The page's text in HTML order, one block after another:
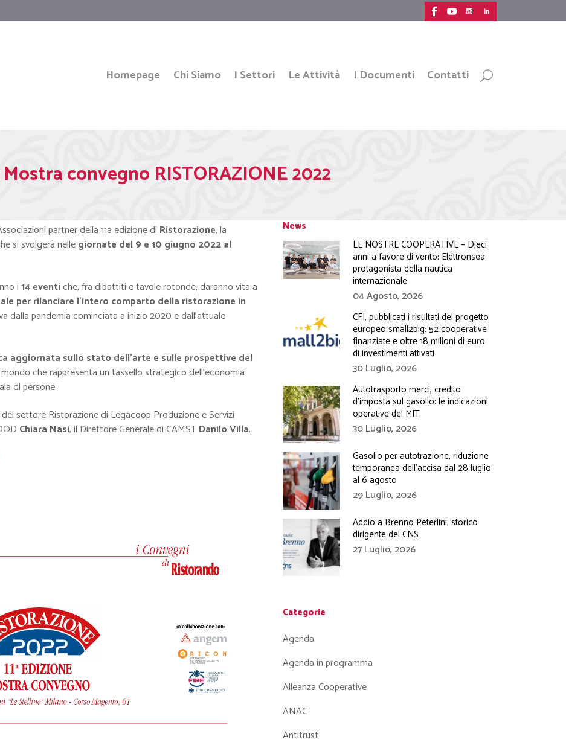
Homepage Chi Siamo I Settori Le Attività I Documenti Contatti
Mostra convegno RISTORAZIONE 2022
partner della 11a edizione di Ristorazione, la
si svolgerà nellegiornate del 9 e 10 giugno 2022 al
i14 eventiche, fra dibattiti e tavole rotonde, daranno vita a
per rilanciare l’intero comparto della ristorazione in
dalla pandemia cominciata a inizio 2020 e dall’attuale
aggiornata sullo stato dell’arte e sulle prospettive del
che rappresenta un tassello strategico dell’economia
di persone.
settore Ristorazione di Legacoop Produzione e Servizi
Chiara Nasi, il Direttore Generale di CAMSTDanilo Villa.
News
LE NOSTRE COOPERATIVE – Dieci
anni a favore di vento: Elettronsea
protagonista della nautica
internazionale
04 Agosto, 2026
CFI, pubblicati i risultati del progetto
europeo small2big: 52 cooperative
finanziate e oltre 18 milioni di euro
di investimenti attivati
30 Luglio, 2026
Autotrasporto merci, credito
d’imposta sul gasolio: le indicazioni
operative del MIT
30 Luglio, 2026
Gasolio per autotrazione, riduzione
temporanea dell’accisa dal 28 luglio
al 6 agosto
29 Luglio, 2026
Addio a Brenno Peterlini, storico
dirigente del CNS
27 Luglio, 2026
Categorie
Agenda
Agenda in programma
Alleanza Cooperative
ANAC
Antitrust